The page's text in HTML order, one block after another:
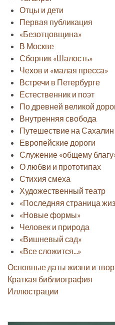
Отцы и дети
Первая публикация
«Безотцовщина»
В Москве
Сборник «Шалость»
Чехов и «малая пресса»
Встречи в Петербурге
Естественник и поэт
По древней великой
Внутренняя свобода
Путешествие на Сахалин
Европейские дороги
Служение «общему
О любви и прототипах
Стихия смеха
Художественный театр
«Последняя страница
«Новые формы»
Человек и природа
«Вишневый сад»
«Все сложится...»
Основные даты жизни и
Краткая библиография
Иллюстрации